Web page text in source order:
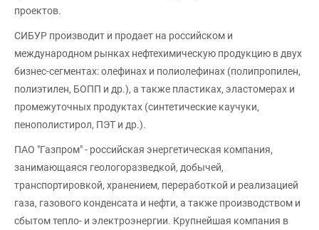
проектов.
СИБУР производит и продает на российском и
международном рынках нефтехимическую продукцию в двух
бизнес-сегментах: олефинах и полиолефинах (полипропилен,
полиэтилен, БОПП и др.), а также пластиках, эластомерах и
промежуточных продуктах (синтетические каучуки,
пенополистирол, ПЭТ и др.).
ПАО "Газпром" - российская энергетическая компания,
занимающаяся геологоразведкой, добычей,
транспортировкой, хранением, переработкой и реализацией
газа, газового конденсата и нефти, а также производством и
сбытом тепло- и электроэнергии. Крупнейшая компания в